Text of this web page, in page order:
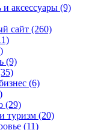
аксессуары (9)
сайт (260)
(9)
(6)
(29)
туризм (20)
(11)